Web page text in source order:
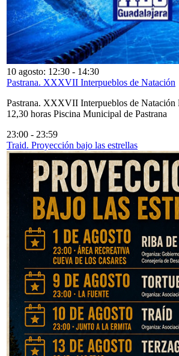
10 agosto: 12:30 - 14:30
Pastrana. XXXVII Interpueblos de Natación
Pastrana. XXXVII Interpueblos de Natación
12,30 horas Piscina Municipal de Pastrana
23:00 - 23:59
Traid. Proyección bajo las estrellas